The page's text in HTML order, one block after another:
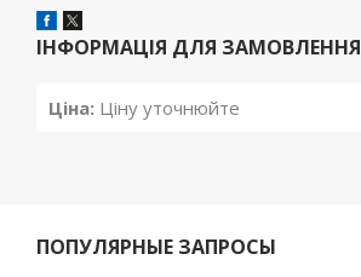
ІНФОРМАЦІЯ ДЛЯ ЗАМОВЛЕННЯ
Ціна: Ціну уточнюйте
ПОПУЛЯРНЫЕ ЗАПРОСЫ